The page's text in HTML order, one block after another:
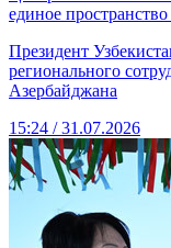
единое
Президент
регионального
Азербайджана
15:24 / 31.07.2026